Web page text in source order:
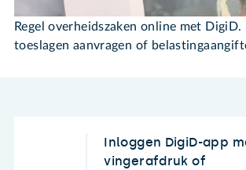
Regel overheidszaken online met
toeslagen aanvragen of
Inloggen DigiD-app
vingerafdruk of